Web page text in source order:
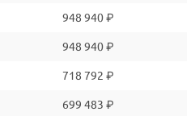
948 940 ₽
948 940 ₽
718 792 ₽
699 483 ₽